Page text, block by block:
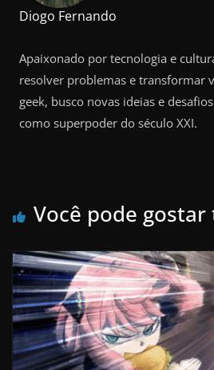
Diogo Fernando
Apaixonado por tecnologia e
resolver problemas e transformar
geek, busco novas ideias e
como superpoder do século XXI.
Você pode